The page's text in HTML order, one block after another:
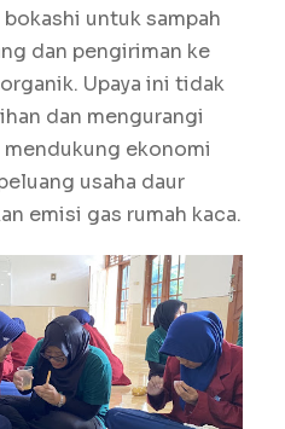
untuk sampah
dan pengiriman ke
Upaya ini tidak
dan mengurangi
ekonomi
usaha daur
emisi gas rumah kaca.